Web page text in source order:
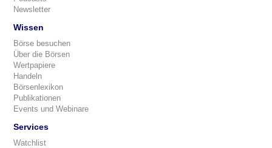
Newsletter
Wissen
Börse besuchen
Über die Börsen
Wertpapiere
Handeln
Börsenlexikon
Publikationen
Events und Webinare
Services
Watchlist